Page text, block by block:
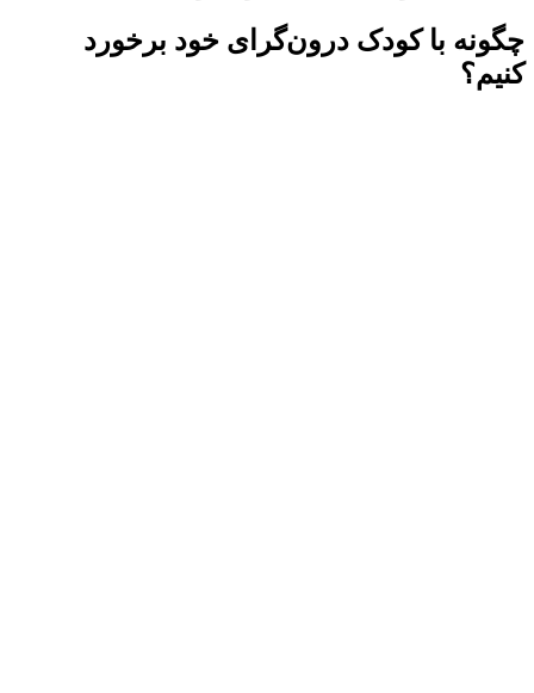
چگونه با کودک درون‌گرای خود برخورد
کنیم؟